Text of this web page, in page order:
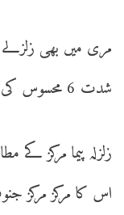
مری میں بھی
شدت 6 محسوس کی گئی ہے۔
زلزلہ پیما مرکز کے
اس کا مرکز مرکز